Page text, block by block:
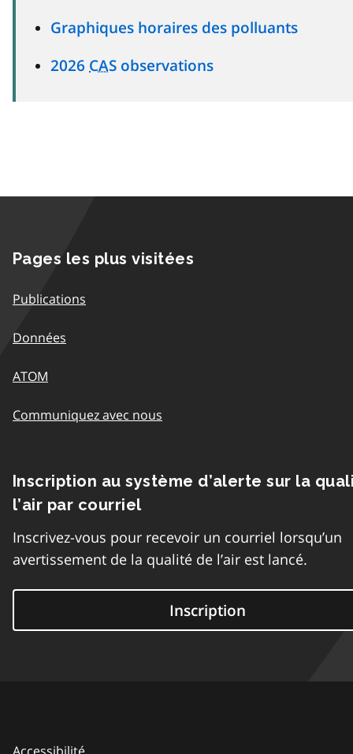
Graphiques horaires des polluants
2026 CAS observations
Pages les plus visitées
Publications
Données
ATOM
Communiquez avec nous
Inscription au système d’alerte sur la
l’air par courriel
Inscrivez-vous pour recevoir un courriel lorsqu’un
avertissement de la qualité de l’air est lancé.
Inscription
Accessibilité